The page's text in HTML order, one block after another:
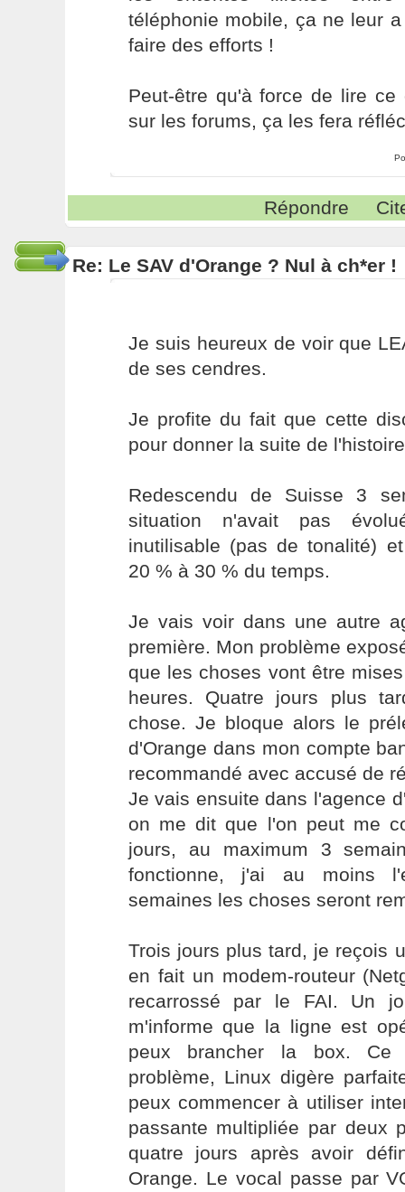
téléphonie mobile, ça ne leur
faire des efforts !
Peut-être qu'à force de lire ce
sur les forums, ça les fera
Répondre
Re: Le SAV d'Orange ? Nul à ch*er !
Je suis heureux de voir que
de ses cendres.
Je profite du fait que cette
pour donner la suite de
Redescendu de Suisse 3
situation n'avait pas
inutilisable (pas de tonalité)
20 % à 30 % du temps.
Je vais voir dans une autre
première. Mon problème
que les choses vont être
heures. Quatre jours plus
chose. Je bloque alors le
d'Orange dans mon compte
recommandé avec accusé de
Je vais ensuite dans l'agence
on me dit que l'on peut me
jours, au maximum 3
fonctionne, j'ai au moins
semaines les choses seront
Trois jours plus tard, je reçois
en fait un modem-routeur
recarrossé par le FAI. Un
m'informe que la ligne est
peux brancher la box.
problème, Linux digère
peux commencer à utiliser
passante multipliée par deux
quatre jours après avoir
Orange. Le vocal passe par